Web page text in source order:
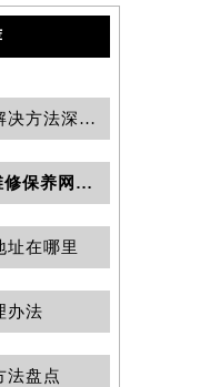
萧邦手表表盘有划痕解决方法深度解析
2026年7月萧邦官方维修保养网络变动明细（含搬迁及新设）
址在哪里
办法
法盘点